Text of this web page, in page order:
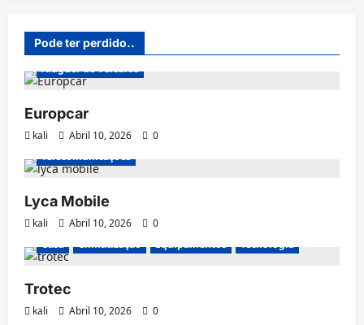
Pode ter perdido..
Aluguer de Veículos
Europcar
kali Abril 10, 2026
0
Telecomunicações
Lyca Mobile
kali Abril 10, 2026
0
Casa
Climatização Equipamentos Tecnologia
Trotec
kali Abril 10, 2026 0